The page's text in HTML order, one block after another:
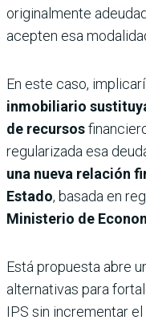
originalmente
acepten esa
En este caso,
inmobiliario
de recursos
regularizada esa
una nueva relación
Estado, basada en
Ministerio de
Está propuesta abre
alternativas para
IPS sin incrementar